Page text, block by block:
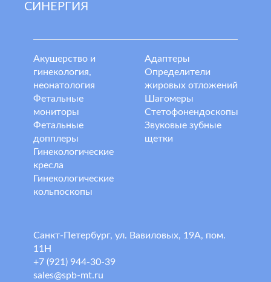
СИНЕРГИЯ
Акушерство и
гинекология,
неонатология
Фетальные
мониторы
Фетальные
допплеры
Гинекологические
кресла
Гинекологические
кольпоскопы
Адаптеры
Определители
жировых отложений
Шагомеры
Стетофонендоскопы
Звуковые зубные
щетки
Санкт-Петербург, ул. Вавиловых, 19А, пом.
11Н
+7 (921) 944-30-39
sales@spb-mt.ru